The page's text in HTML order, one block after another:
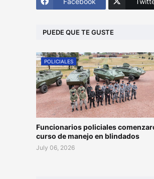
PUEDE QUE TE GUSTE
POLICIALES
Funcionarios policiales
curso de manejo en blindados
July 06, 2026